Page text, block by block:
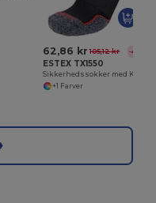
62,86 kr 105,12 kr -40%
ESTEX TX1550
+1 Farver